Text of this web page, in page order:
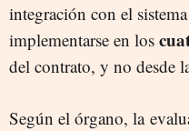
integración con el
implementarse en los
del contrato, y no desde
Según el órgano, la